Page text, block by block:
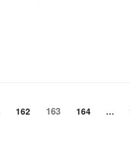
Страница
162 Страница
163 Страница
164 …